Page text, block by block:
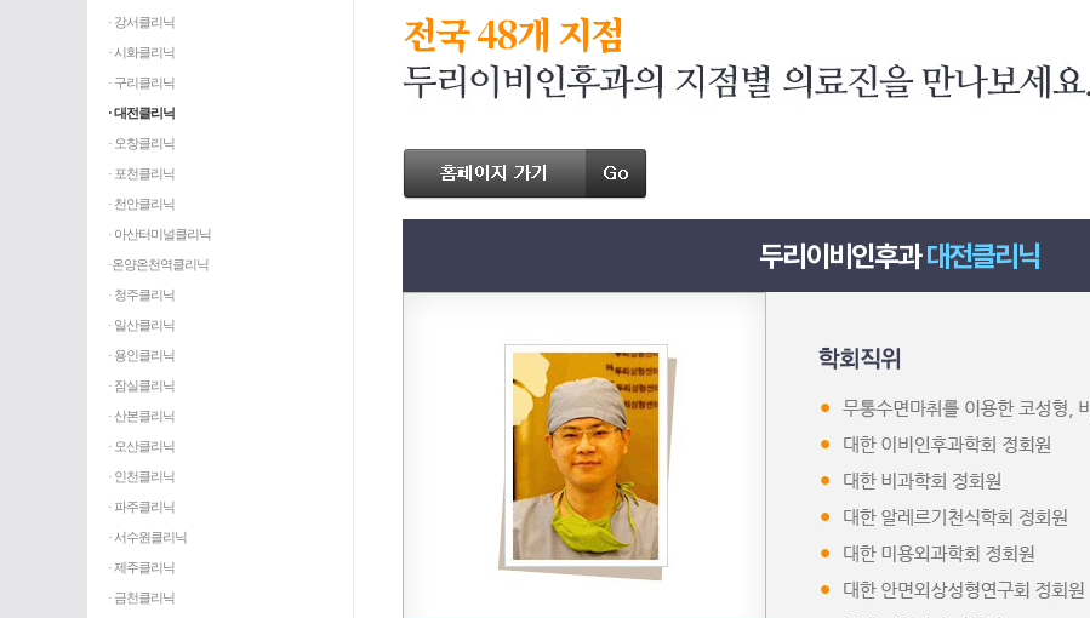
· 강서클리닉
· 시화클리닉
· 구리클리닉
· 대전클리닉
· 오창클리닉
· 포천클리닉
· 천안클리닉
· 아산터미널클리닉
·온양온천역클리닉
· 청주클리닉
· 일산클리닉
· 용인클리닉
· 잠실클리닉
· 산본클리닉
· 오산클리닉
· 인천클리닉
· 파주클리닉
· 서수원클리닉
· 제주클리닉
· 금천클리닉
전국 48개 지점
두리이비인후과대전클리닉